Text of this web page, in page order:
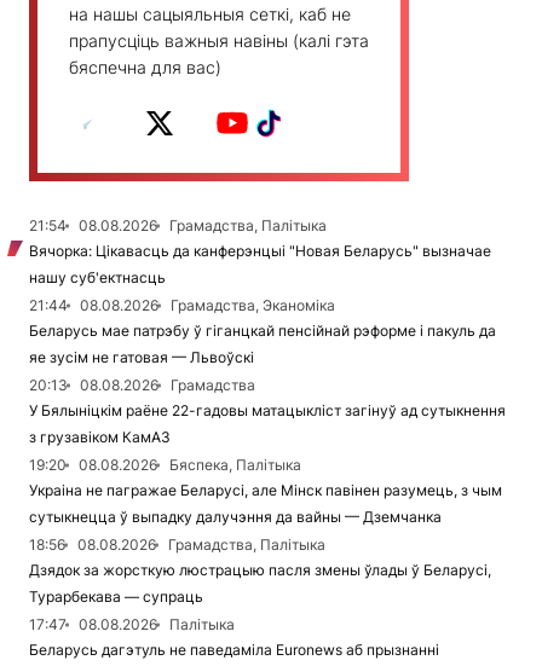
на нашы сацыяльныя сеткі, каб не
прапусціць важныя навіны (калі гэта
бяспечна для вас)
21:54 08.08.2026
Грамадства, Палітыка
Вячорка: Цікавасць да канферэнцыі "Новая Беларусь" вызначае
нашу суб'ектнасць
21:44
08.08.2026
Грамадства, Эканоміка
Беларусь мае патрэбу ў гіганцкай пенсійнай рэформе і пакуль да
яе зусім не гатовая — Львоўскі
20:13
08.08.2026
Грамадства
У Бялыніцкім раёне 22-гадовы матацыкліст загінуў ад сутыкнення
з грузавіком КамАЗ
19:20
08.08.2026
Бяспека, Палітыка
Украіна не пагражае Беларусі, але Мінск павінен разумець, з чым
сутыкнецца ў выпадку далучэння да вайны — Дземчанка
18:56
08.08.2026
Грамадства, Палітыка
Дзядок за жорсткую люстрацыю пасля змены ўлады ў Беларусі,
Турарбекава — супраць
17:47
08.08.2026
Палітыка
Беларусь дагэтуль не паведаміла Euronews аб прызнанні